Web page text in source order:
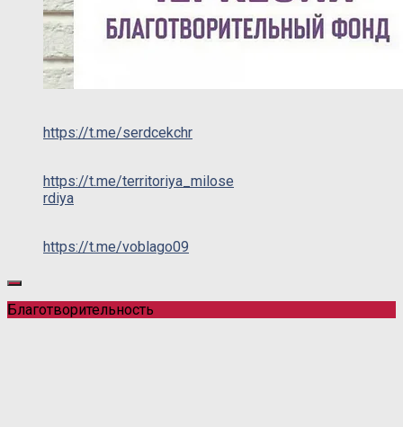
https://t.me/serdcekchr
https://t.me/territoriya_milose
rdiya
https://t.me/voblago09
Благотворительность